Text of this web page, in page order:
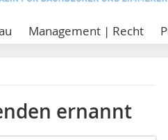
Management | Recht
ernannt